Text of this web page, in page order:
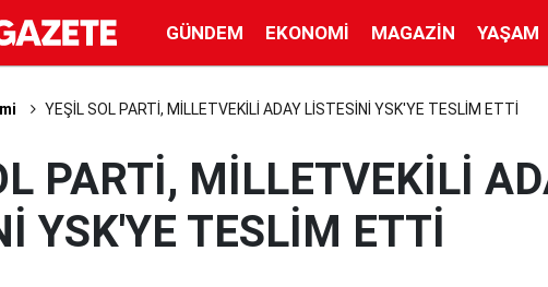
GÜNDEM EKONOMI MAGAZIN YAŞAM
YEŞİL SOL PARTİ, MİLLETVEKİLİ ADAY LİSTESİNİ YSK'YE TESLİM ETTİ
PARTİ, MİLLETVEKİLİ
YSK'YE TESLİM ETTİ